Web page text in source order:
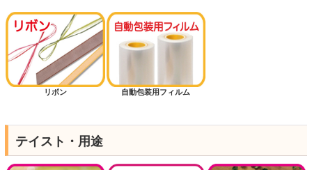
リボン 自動包装用フィルム
テイスト・用途